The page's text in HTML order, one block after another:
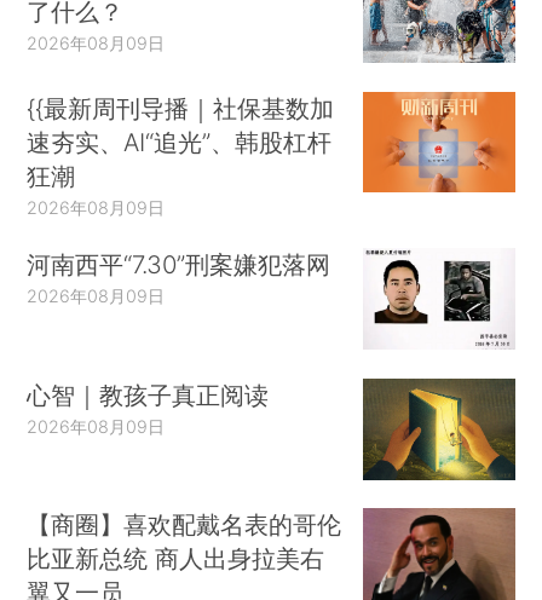
了什么？
2026年08月09日
{{最新周刊导播｜社保基数加
速夯实、AI“追光”、韩股杠杆
狂潮
2026年08月09日
河南西平“7.30”刑案嫌犯落网
2026年08月09日
心智｜教孩子真正阅读
2026年08月09日
【商圈】喜欢配戴名表的哥伦
比亚新总统 商人出身拉美右
翼又一员